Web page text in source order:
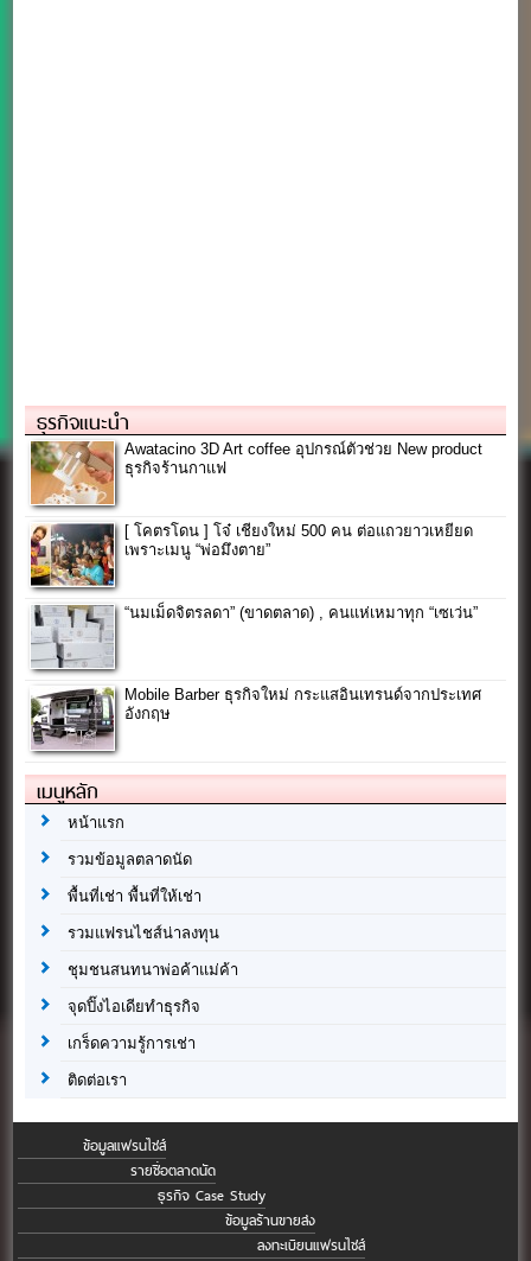
ธุรกิจแนะนำ
Awatacino 3D Art coffee อุปกรณ์ตัวช่วย New product
ธุรกิจร้านกาแฟ
[ โคตรโดน ] โจ๋ เชียงใหม่ 500 คน ต่อแถวยาวเหยียด
เพราะเมนู “พ่อมึงตาย”
“นมเม็ดจิตรลดา” (ขาดตลาด) , คนแห่เหมาทุก “เซเว่น”
Mobile Barber ธุรกิจใหม่ กระแสอินเทรนด์จากประเทศ
อังกฤษ
เมนูหลัก
หน้าแรก
รวมข้อมูลตลาดนัด
พื้นที่เช่า พื้นที่ให้เช่า
รวมแฟรนไชส์น่าลงทุน
ชุมชนสนทนาพ่อค้าแม่ค้า
จุดปิ๊งไอเดียทำธุรกิจ
เกร็ดความรู้การเช่า
ติดต่อเรา
ข้อมูลแฟรนไชส์
รายชื่อตลาดนัด
ธุรกิจ Case Study
ข้อมูลร้านขายส่ง
ลงทะเบียนแฟรนไชส์